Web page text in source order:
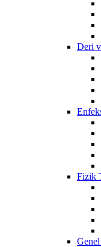
Deri
Fizik
Genel